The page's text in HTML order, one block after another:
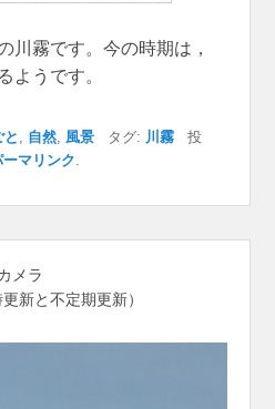
川霧です。今の時期は，
ようです。
と 自然 風景 タグ: 川霧 投
マリンク
メラ
新と不定期更新）